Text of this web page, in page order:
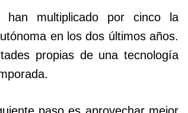
han multiplicado por cinco la
en los dos últimos años.
propias de una tecnología